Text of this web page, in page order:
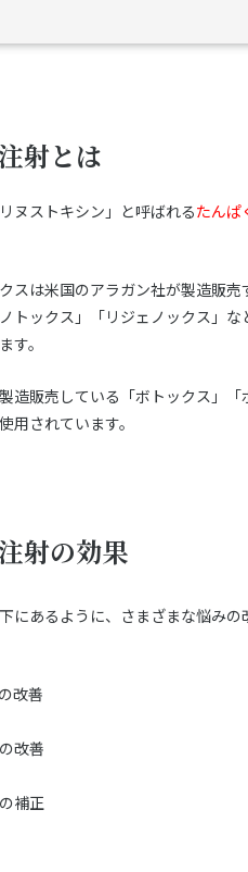
射とは
ヌストキシン」と呼ばれるたんぱ
スは米国のアラガン社が製造販
トックス」「リジェノックス」
す。
造販売している「ボトックス」
用されています。
射の効果
にあるように、さまざまな悩みの
改善
改善
補正